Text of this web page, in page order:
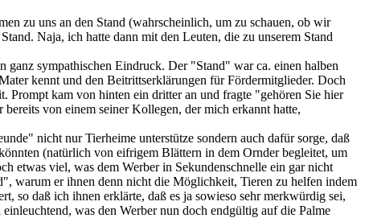
zu uns an den Stand (wahrscheinlich, um zu schauen, ob wir
Naja, ich hatte dann mit den Leuten, die zu unserem Stand
ganz sympathischen Eindruck. Der "Stand" war ca. einen halben
kennt und den Beitrittserklärungen für Fördermitglieder. Doch
Prompt kam von hinten ein dritter an und fragte "gehören Sie hier
von einem seiner Kollegen, der mich erkannt hatte,
nicht nur Tierheime unterstütze sondern auch dafür sorge, daß
(natürlich von eifrigem Blättern in dem Ornder begleitet, um
etwas viel, was dem Werber in Sekundenschnelle ein gar nicht
warum er ihnen denn nicht die Möglichkeit, Tieren zu helfen indem
so daß ich ihnen erklärte, daß es ja sowieso sehr merkwürdig sei,
was den Werber nun doch endgültig auf die Palme